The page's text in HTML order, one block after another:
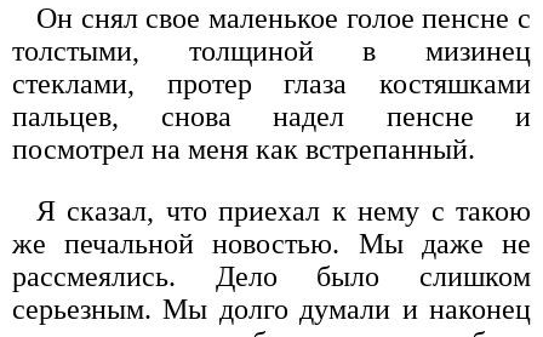
Он снял свое маленькое голое пенсне с
толстыми, толщиной в мизинец
стеклами, протер глаза костяшками
пальцев, снова надел пенсне и
посмотрел на меня как встрепанный.
Я сказал, что приехал к нему с такою
же печальной новостью. Мы даже не
рассмеялись. Дело было слишком
серьезным. Мы долго думали и наконец